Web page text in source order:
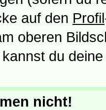
auf den Profil
oberen
du
nicht!